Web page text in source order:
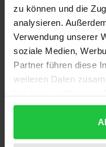
zu können und die
analysieren.
Verwendung unserer
soziale Medien,
Partner führen diese
weiteren Daten
gesammelt haben.
sind sie aufgrund
Diskriminierungen
auftretende
zu sanktionieren
Anwendbarkeit des